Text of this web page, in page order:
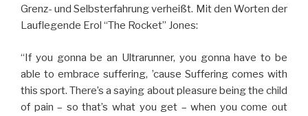
Grenz- und Selbsterfahrung verheißt. Mit den Worten der
Lauflegende Erol “The Rocket” Jones:
“If you gonna be an Ultrarunner, you gonna have to be
able to embrace suffering, ’cause Suffering comes with
this sport. There’s a saying about pleasure being the child
of pain – so that’s what you get – when you come out